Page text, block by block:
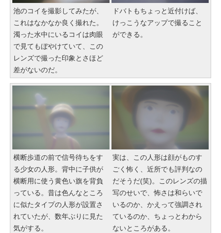
池のコイを撮影してみたが、
これはなかなか良く撮れた。
濁った水中にいるコイは肉眼
で見てもぼやけていて、この
レンズで撮った印象とさほど
差がないのだ。
ドバトもちょっと近付けば、
けっこうなアップで撮ること
ができる。
横断歩道の前で信号待ちをす
る少女の人形。背中に子供が
横断用に使う黄色い旗を背負
っている。昔は色んなところ
に似たタイプの人形が設置さ
れていたが、数年ぶりに見た
気がする。
実は、この人形は顔がものす
ごく怖く、近所でも評判なの
だそうだ(笑)。このレンズの描
写のせいで、怖さは和らいで
いるのか、かえって強調され
ているのか、ちょっとわから
ないところがある。